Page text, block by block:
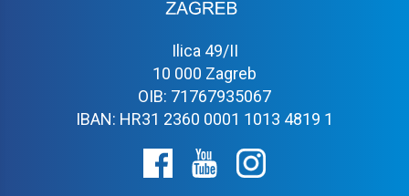
Ilica 49/II
10 000 Zagreb
OIB: 71767935067
IBAN: HR31 2360 0001 1013 4819 1